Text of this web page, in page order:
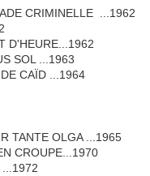
CRIMINELLE ...1962
D'HEURE...1962
SOL ...1963
CAÏD ...1964
TANTE OLGA ...1965
CROUPE...1970
...1972